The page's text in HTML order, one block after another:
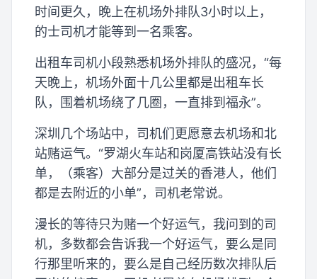
时间更久，晚上在机场外排队3小时以上，
的士司机才能等到一名乘客。
出租车司机小段熟悉机场外排队的盛况，“每
天晚上，机场外面十几公里都是出租车长
队，围着机场绕了几圈，一直排到福永”。
深圳几个场站中，司机们更愿意去机场和北
站赌运气。“罗湖火车站和岗厦高铁站没有长
单，（乘客）大部分是过关的香港人，他们
都是去附近的小单”，司机老常说。
漫长的等待只为赌一个好运气，我问到的司
机，多数都会告诉我一个好运气，要么是同
行那里听来的，要么是自己经历数次排队后